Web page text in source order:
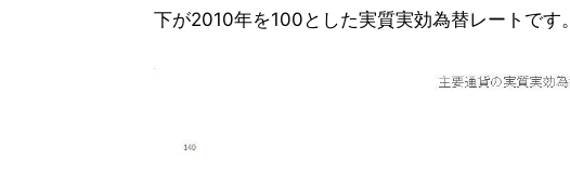
下が2010年を100とした実質実効為替レートです。